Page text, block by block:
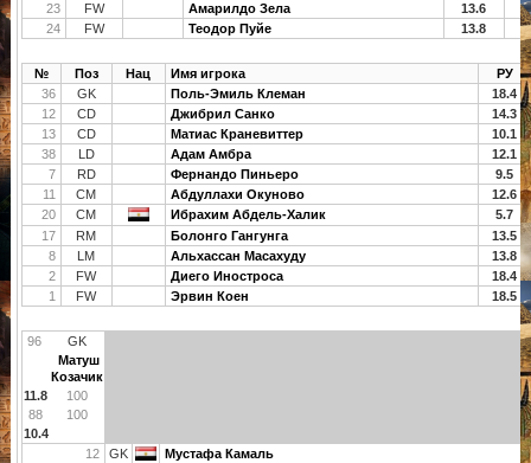
23
FW Амарилдо Зела 13.6
24
FW Теодор Пуйе 13.8
№ Поз Нац Имя игрока
РУ
36
GK Поль-Эмиль Клеман
18.4
12
CD Джибрил Санко
14.3
13
CD Матиас Краневиттер
10.1
38
LD Адам Амбра
12.1
7
RD Фернандо Пиньеро
9.5
11
CM Абдуллахи Окуново
12.6
20
CM Ибрахим Абдель-Халик
5.7
17
RM Болонго Гангунга
13.5
8
LM Альхассан Масахуду
13.8
2
FW Диего Иностроса
18.4
1
FW Эрвин Коен 18.5
96
GK
Матуш
Козачик
11.8
100
88
100
10.4
12
GK
Мустафа Камаль